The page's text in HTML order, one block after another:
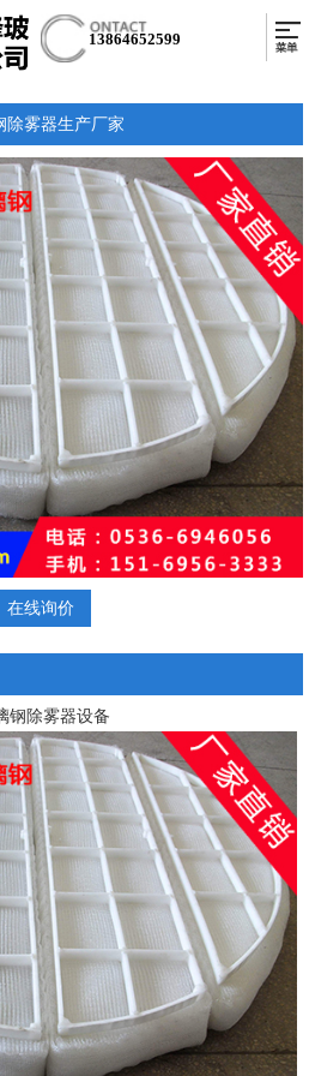
13864652599
除雾器生产厂家
在线询价
钢除雾器设备